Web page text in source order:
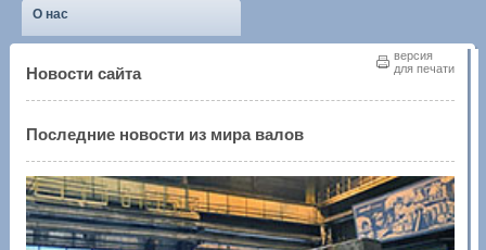
О нас
версия
для печати
Новости сайта
Последние новости из мира валов